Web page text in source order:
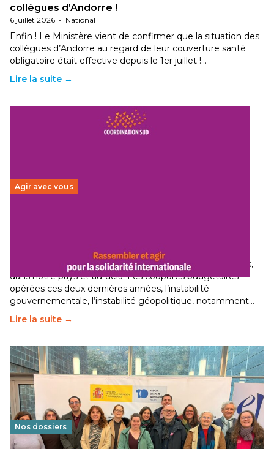
collègues d’Andorre !
6 juillet 2026 - National
Enfin ! Le Ministère vient de confirmer que la situation des
collègues d’Andorre au regard de leur couverture santé
obligatoire était effective depuis le 1er juillet !…
Lire la suite →
Agir avec vous
Le secteur humanitaire connaît des difficultés profondes,
dans notre pays et au-delà. Les coupures budgétaires
opérées ces deux dernières années, l’instabilité
gouvernementale, l’instabilité géopolitique, notamment…
Lire la suite →
Nos dossiers